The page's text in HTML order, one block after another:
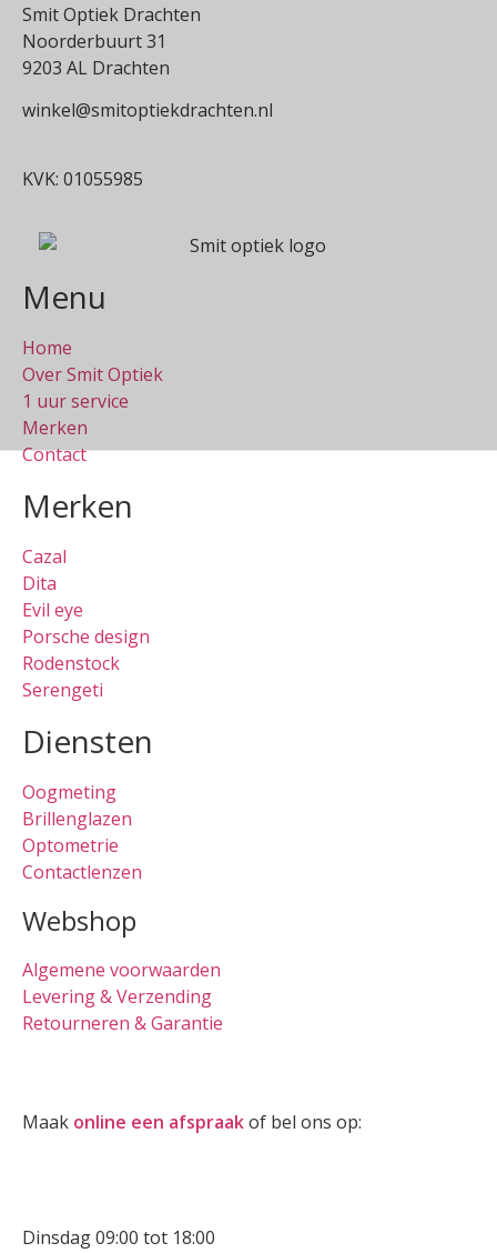
Smit Optiek Drachten
Noorderbuurt 31
9203 AL Drachten
winkel@smitoptiekdrachten.nl
KVK: 01055985
Menu
Home
Over Smit Optiek
1 uur service
Merken
Contact
Merken
Cazal
Dita
Evil eye
Porsche design
Rodenstock
Serengeti
Diensten
Oogmeting
Brillenglazen
Optometrie
Contactlenzen
Webshop
Algemene voorwaarden
Levering & Verzending
Retourneren & Garantie
Maak online een afspraakof bel ons op:
Dinsdag 09:00 tot 18:00